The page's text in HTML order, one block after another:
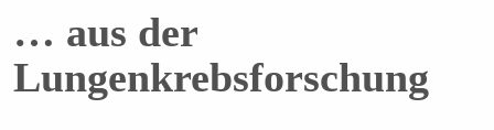
… aus der
Lungenkrebsforschung